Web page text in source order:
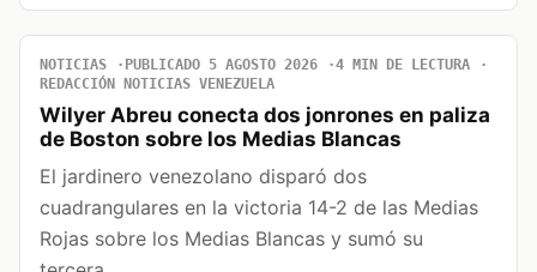
NOTICIAS PUBLICADO 5 AGOSTO 2026
4 MIN DE LECTURA
REDACCIÓN NOTICIAS VENEZUELA
Wilyer Abreu conecta dos jonrones en paliza
de Boston sobre los Medias Blancas
El jardinero venezolano disparó dos
cuadrangulares en la victoria 14-2 de las Medias
Rojas sobre los Medias Blancas y sumó su